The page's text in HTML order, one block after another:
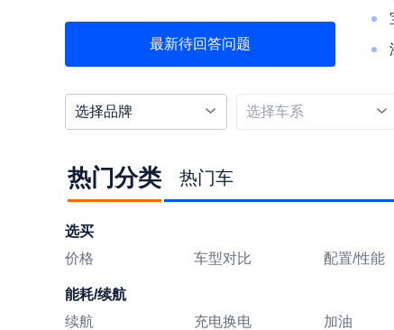
最新待回答问题
选择品牌 选择车系
热门分类 热门车
选买
价格
车型对比 配置/性能
能耗/续航
续航
充电换电 加油